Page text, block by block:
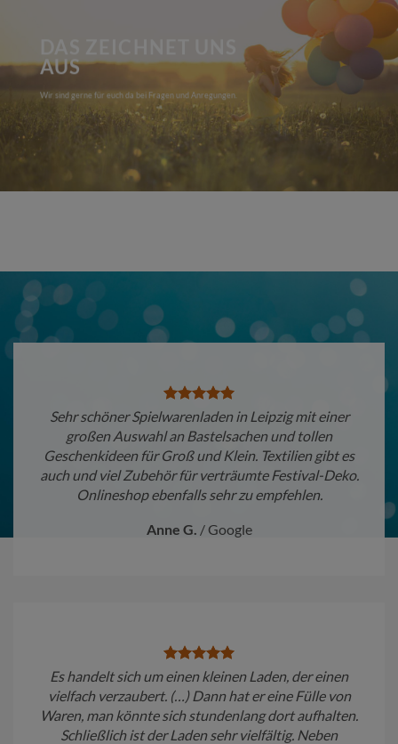
AUS
Wir sind gerne für euch da bei Fragen und Anregungen.
Sehr schöner Spielwarenladen in Leipzig mit einer
großen Auswahl an Bastelsachen und tollen
Geschenkideen für Groß und Klein. Textilien gibt es
auch und viel Zubehör für verträumte Festival-Deko.
Onlineshop ebenfalls sehr zu empfehlen.
Anne G. / Google
Es handelt sich um einen kleinen Laden, der einen
vielfach verzaubert. (…) Dann hat er eine Fülle von
Waren, man könnte sich stundenlang dort aufhalten.
Schließlich ist der Laden sehr vielfältig. Neben